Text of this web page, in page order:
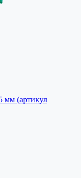
мм (артикул